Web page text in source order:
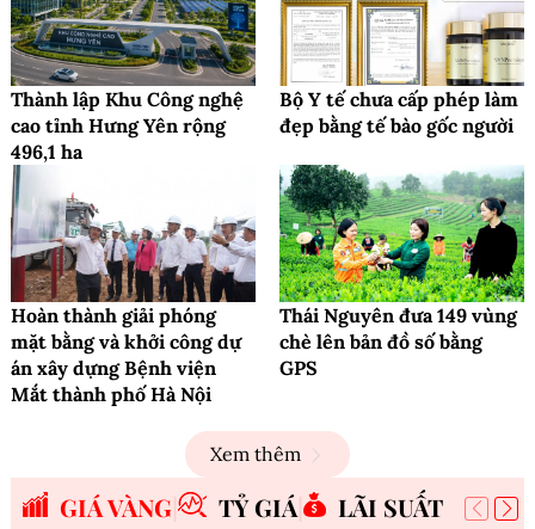
Thành lập Khu Công nghệ
cao tỉnh Hưng Yên rộng
496,1 ha
Bộ Y tế chưa cấp phép làm
đẹp bằng tế bào gốc người
Hoàn thành giải phóng
mặt bằng và khởi công dự
án xây dựng Bệnh viện
Mắt thành phố Hà Nội
Thái Nguyên đưa 149 vùng
chè lên bản đồ số bằng
GPS
Xem thêm
GIÁ VÀNG TỶ GIÁ LÃI SUẤT